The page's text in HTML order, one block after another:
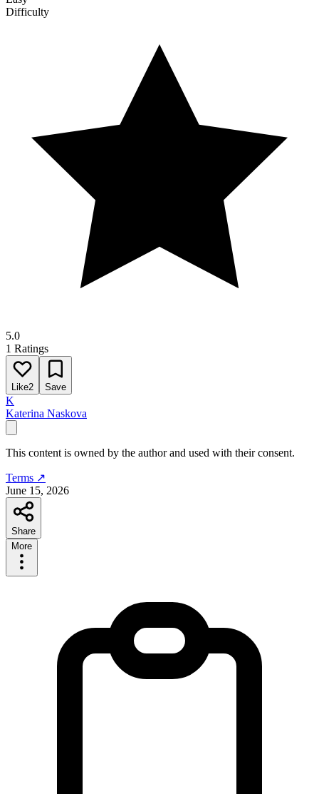
Difficulty
5.0
1 Ratings
Like2 Save
K
Katerina Naskova
This content is owned by the author and used with their consent.
Terms ↗
June 15, 2026
Share
More